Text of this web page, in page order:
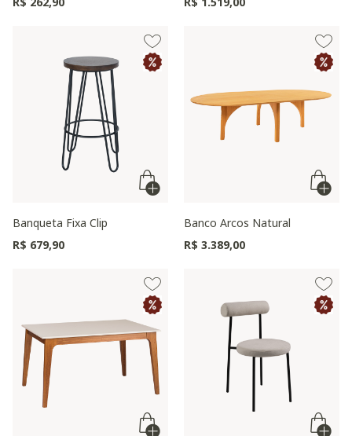
Banqueta Fixa Clip
R$ 679,90
Banco Arcos Natural
R$ 3.389,00